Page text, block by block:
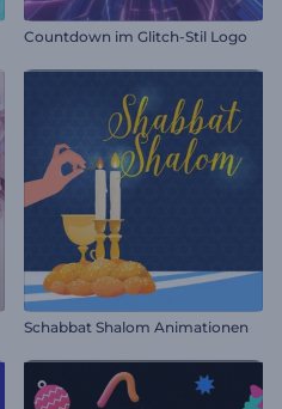
Countdown im Glitch-Stil Logo
Schabbat Shalom Animationen